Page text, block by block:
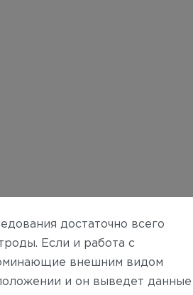
достаточно всего
Если и работа с
внешним видом
и он выведет данные